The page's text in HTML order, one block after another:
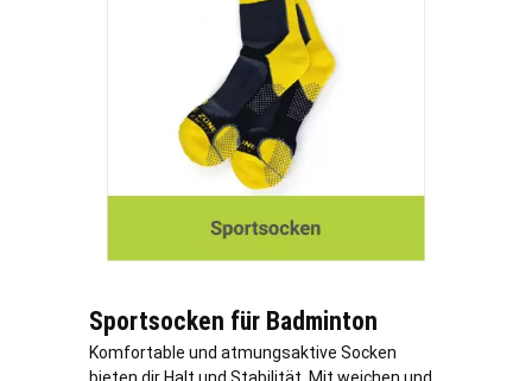
Sportsocken für Badminton
Komfortable und atmungsaktive Socken